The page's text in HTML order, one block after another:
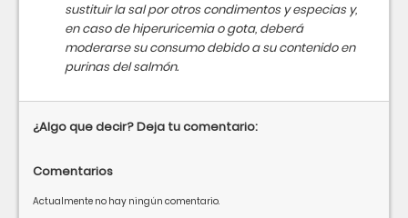
sustituir la sal por otros condimentos y especias y,
en caso de hiperuricemia o gota, deberá
moderarse su consumo debido a su contenido en
purinas del salmón.
¿Algo que decir? Deja tu comentario:
Comentarios
Actualmente no hay ningún comentario.